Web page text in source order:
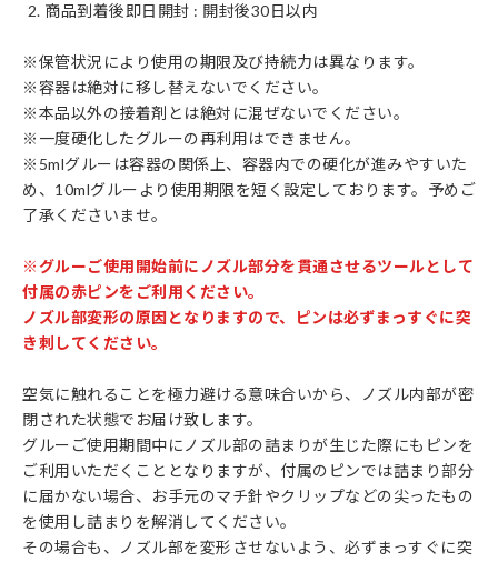
商品到着後即日開封 : 開封後30日以内
※保管状況により使用の期限及び持続力は異なります。
※容器は絶対に移し替えないでください。
※本品以外の接着剤とは絶対に混ぜないでください。
※一度硬化したグルーの再利用はできません。
※5mlグルーは容器の関係上、容器内での硬化が進みやすいた
め、10mlグルーより使用期限を短く設定しております。予めご
了承くださいませ。
※グルーご使用開始前にノズル部分を貫通させるツールとして
付属の赤ピンをご利用ください。
ノズル部変形の原因となりますので、ピンは必ずまっすぐに突
き刺してください。
空気に触れることを極力避ける意味合いから、ノズル内部が密
閉された状態でお届け致します。
グルーご使用期間中にノズル部の詰まりが生じた際にもピンを
ご利用いただくこととなりますが、付属のピンでは詰まり部分
に届かない場合、お手元のマチ針やクリップなどの尖ったもの
を使用し詰まりを解消してください。
その場合も、ノズル部を変形させないよう、必ずまっすぐに突